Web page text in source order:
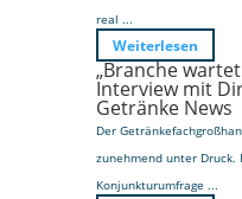
real ...
Weiterlesen
„Branche
Interview mit
Getränke News
Der
zunehmend unter
Konjunkturumfrage ...